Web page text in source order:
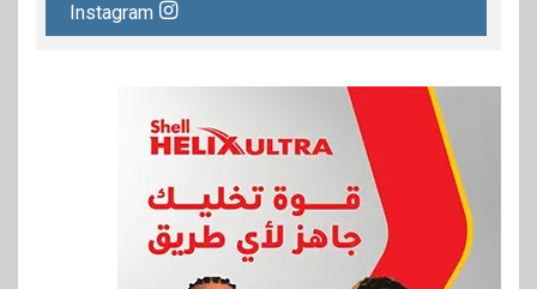
Instagram